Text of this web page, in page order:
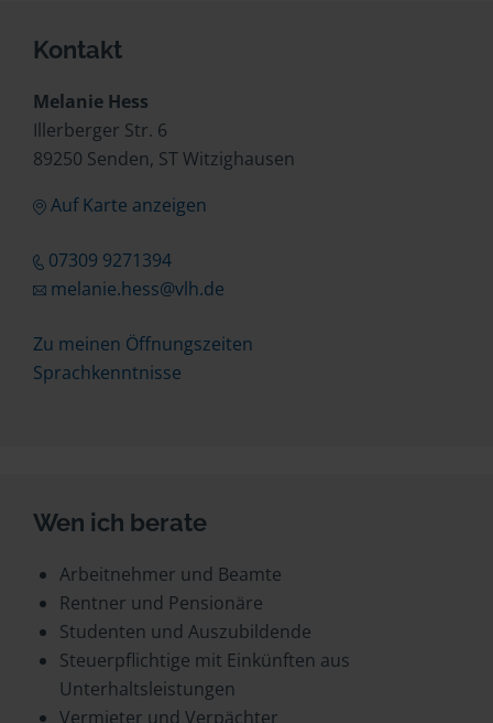
Kontakt
Melanie Hess
Illerberger Str. 6
89250 Senden, ST Witzighausen
Auf Karte anzeigen
07309 9271394
melanie.hess@vlh.de
Zu meinen Öffnungszeiten
Sprachkenntnisse
Wen ich berate
Arbeitnehmer und Beamte
Rentner und Pensionäre
Studenten und Auszubildende
Steuerpflichtige mit Einkünften aus
Unterhaltsleistungen
Vermieter und Verpächter